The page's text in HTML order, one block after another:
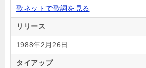
歌ネットで歌詞を見る
リリース
1988年2月26日
タイアップ